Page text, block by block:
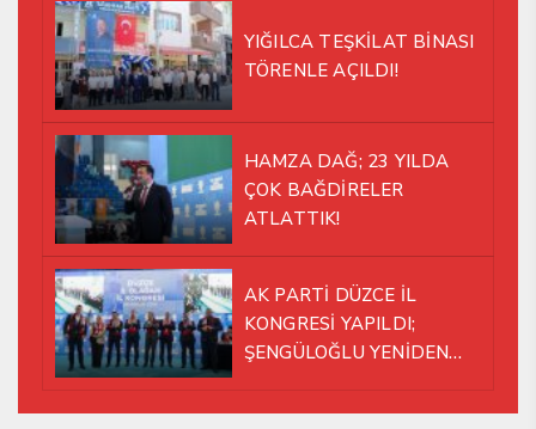
YIĞILCA TEŞKİLAT BİNASI
TÖRENLE AÇILDI!
HAMZA DAĞ; 23 YILDA
ÇOK BAĞDİRELER
ATLATTIK!
AK PARTİ DÜZCE İL
KONGRESİ YAPILDI;
ŞENGÜLOĞLU YENİDEN